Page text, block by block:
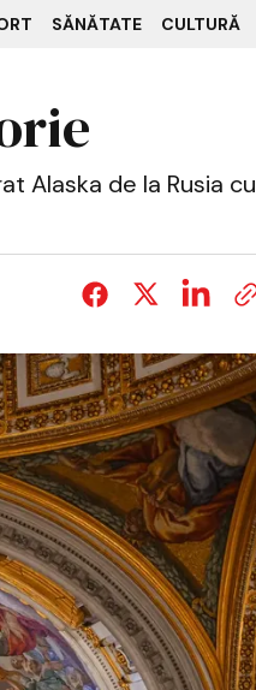
SĂNĂTATE CULTURĂ
Alaska de la Rusia cu